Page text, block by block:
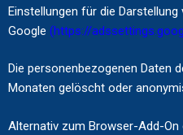
Einstellungen für die
Google (https://
Die personenbezogenen Daten
Monaten gelöscht oder
Alternativ zum Browser-Add-